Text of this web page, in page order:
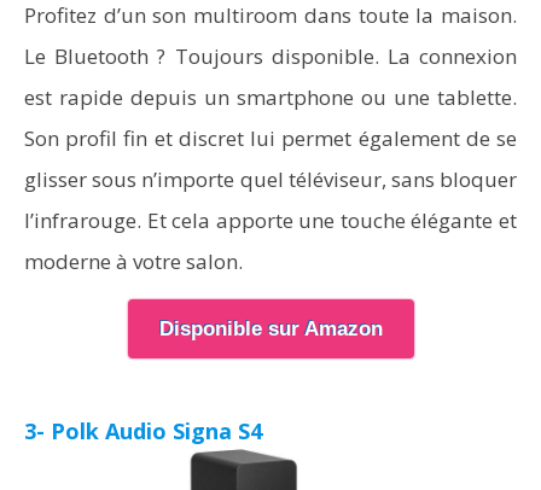
Profitez d’un son multiroom dans toute la maison.
Le Bluetooth ? Toujours disponible. La connexion
est rapide depuis un smartphone ou une tablette.
Son profil fin et discret lui permet également de se
glisser sous n’importe quel téléviseur, sans bloquer
l’infrarouge. Et cela apporte une touche élégante et
moderne à votre salon.
Disponible sur Amazon
3- Polk Audio Signa S4